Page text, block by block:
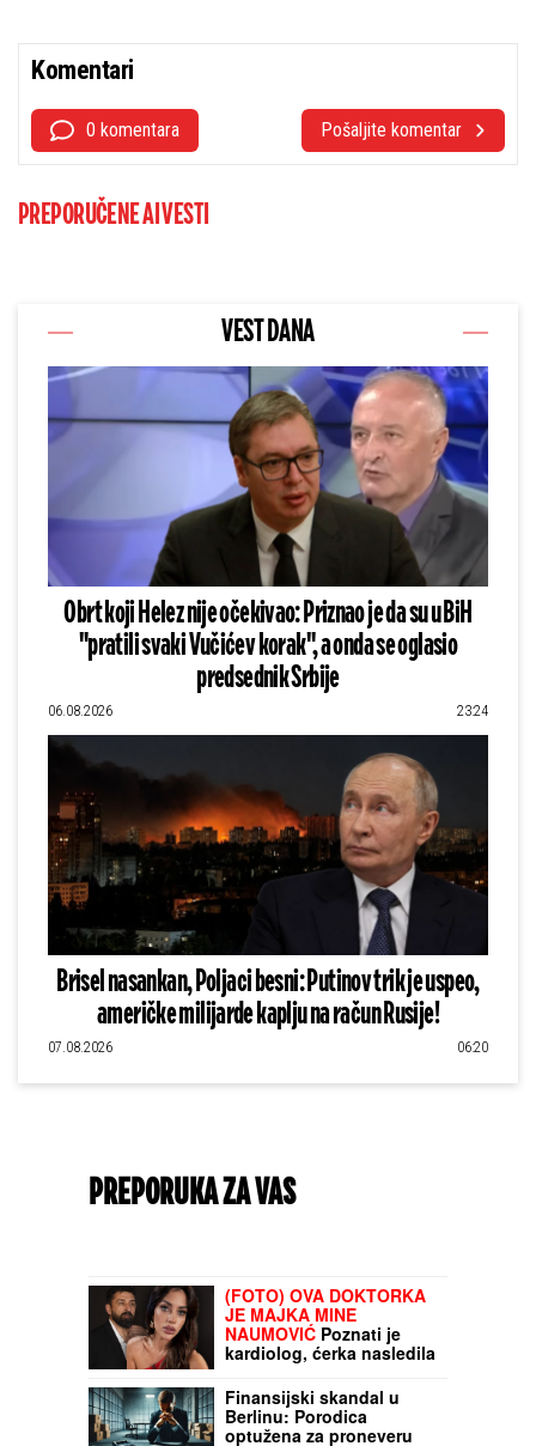
Komentari
0 komentara Pošaljite komentar
PREPORUČENE AI VESTI
VEST DANA
Obrt koji Helez nije očekivao: Priznao je da su u BiH
"pratili svaki Vučićev korak", a onda se oglasio
predsednik Srbije
06.08.2026 23:24
Brisel nasankan, Poljaci besni: Putinov trik je uspeo,
američke milijarde kaplju na račun Rusije!
07.08.2026 06:20
PREPORUKA ZA VAS